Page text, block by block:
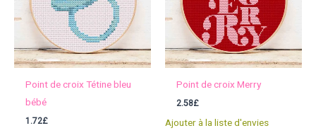
Point de croix Tétine bleu
bébé
1.72£
Point de croix Merry
2.58£
Ajouter à la liste d'envies